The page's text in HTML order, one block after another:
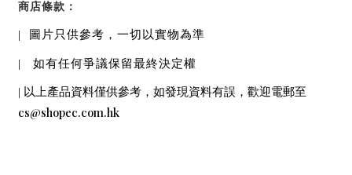
商店條款：
| 圖片只供參考，一切以實物為準
| 如有任何爭議保留最終決定權
| 以上產品資料僅供參考，如發現資料有誤，歡迎電郵至
cs@shopec.com.hk